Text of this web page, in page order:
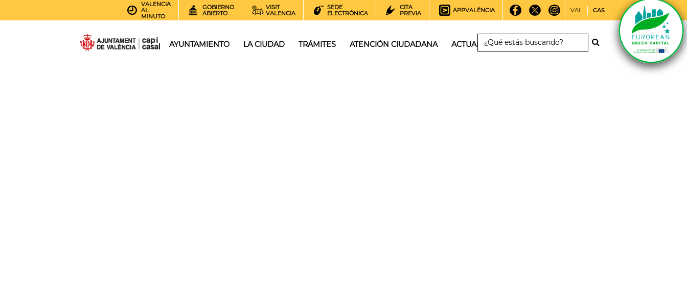
VALENCIA
AL
MINUTO
GOBIERNO
ABIERTO
VISIT
VALENCIA
SEDE
ELECTRÓNICA
CITA
PREVIA
APPVALÈNCIA VAL CAS
AYUNTAMIENTO LA CIUDAD TRÁMITES ATENCIÓN CIUDADANA ACTUALIDAD